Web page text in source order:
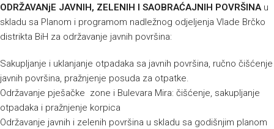
ODRŽAVANjE JAVNIH, ZELENIH I SAOBRAĆAJNIH POVRŠINAu
skladu sa Planom i programom nadležnog odjeljenja Vlade Brčko
distrikta BiH za održavanje javnih površina:
Sakupljanje i uklanjanje otpadaka sa javnih površina, ručno čišćenje
javnih površina, pražnjenje posuda za otpatke.
Održavanje pješačke zone i Bulevara Mira: čišćenje, sakupljanje
otpadaka i pražnjenje korpica
Održavanje javnih i zelenih površina u skladu sa godišnjim planom